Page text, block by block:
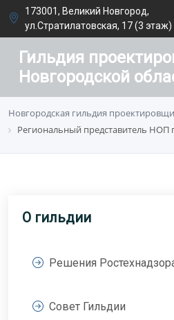
173001, Великий Новгород,
ул.Стратилатовская, 17 (3 этаж)
Гильдия
Новгородской
Новгородская гильдия
Региональный представитель НОП
О гильдии
Решения
Совет Гильдии